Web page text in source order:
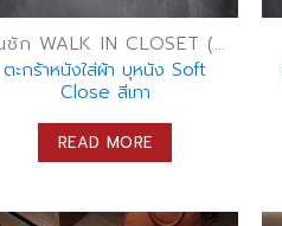
ลิ้นชัก WALK IN CLOSET (ลิ้นชักเก็บของ)
ตะกร้าหนังใส่ผ้า บุหนัง Soft
Close สีเทา
READ MORE